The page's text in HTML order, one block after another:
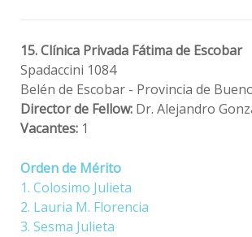
15. Clínica Privada Fátima de Escobar
Spadaccini 1084
Belén de Escobar - Provincia de
Director de Fellow: Dr. Alejandro
Vacantes: 1
Orden de Mérito
1. Colosimo Julieta
2. Lauria M. Florencia
3. Sesma Julieta